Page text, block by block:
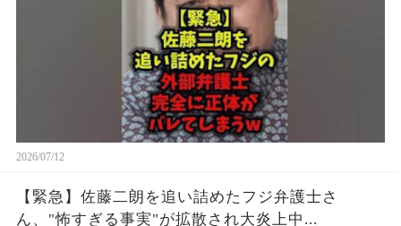
2026/07/12
【緊急】佐藤二朗を追い詰めたフジ弁護士さ
ん、"怖すぎる事実"が拡散され大炎上中...